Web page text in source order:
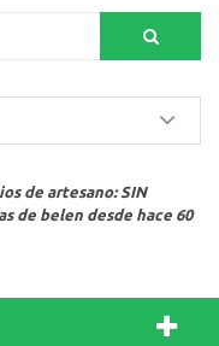
de artesano: SIN
de belen desde hace 60